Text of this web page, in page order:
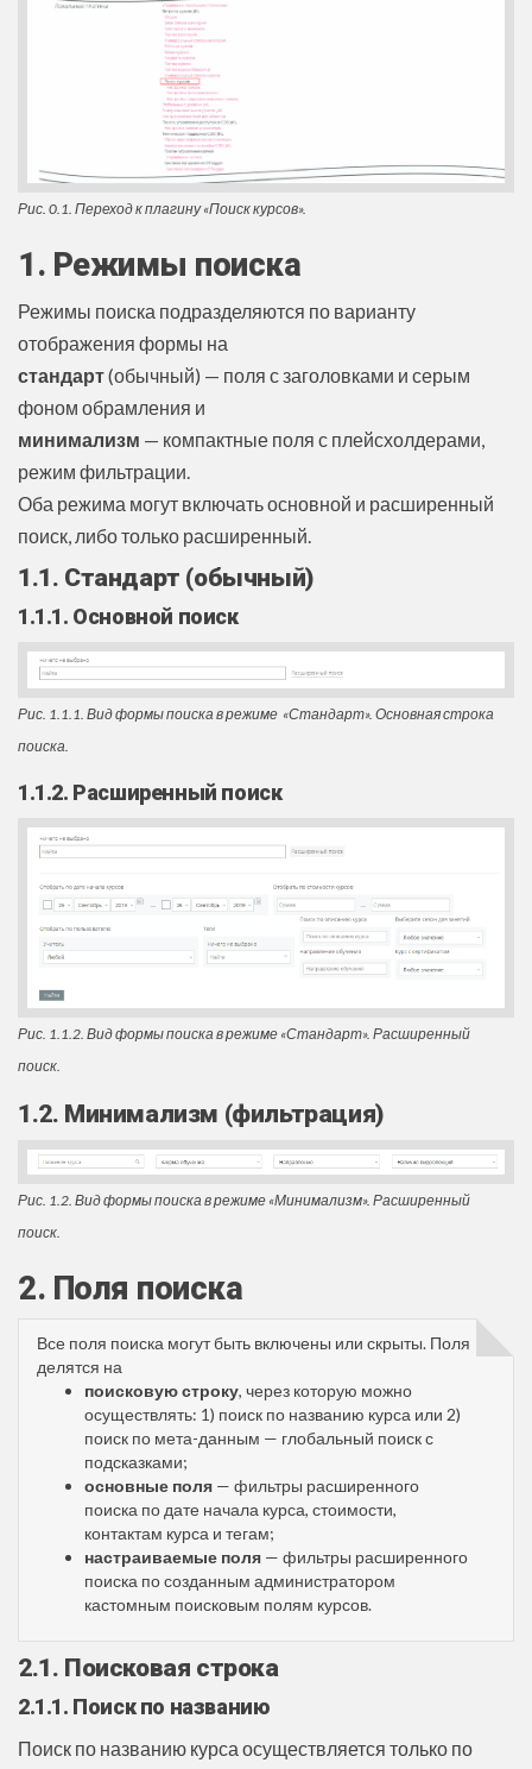
Рис. 0.1. Переход к плагину «Поиск курсов».
1. Режимы поиска
Режимы поиска подразделяются по варианту
отображения формы на
стандарт(обычный) — поля с заголовками и серым
фоном обрамления и
минимализм — компактные поля с плейсхолдерами,
режим фильтрации.
Оба режима могут включать основной и расширенный
поиск, либо только расширенный.
1.1. Стандарт (обычный)
1.1.1. Основной поиск
Рис. 1.1.1. Вид формы поиска в режиме «Стандарт». Основная строка
поиска.
1.1.2. Расширенный поиск
Рис. 1.1.2. Вид формы поиска в режиме «Стандарт». Расширенный
поиск.
1.2. Минимализм (фильтрация)
Рис. 1.2. Вид формы поиска в режиме «Минимализм». Расширенный
поиск.
2. Поля поиска
Все поля поиска могут быть включены или скрыты. Поля
делятся на
поисковую строку, через которую можно
осуществлять: 1) поиск по названию курса или 2)
поиск по мета-данным — глобальный поиск с
подсказками;
основные поля — фильтры расширенного
поиска по дате начала курса, стоимости,
контактам курса и тегам;
настраиваемые поля — фильтры расширенного
поиска по созданным администратором
кастомным поисковым полям курсов.
2.1. Поисковая строка
2.1.1. Поиск по названию
Поиск по названию курса осуществляется только по